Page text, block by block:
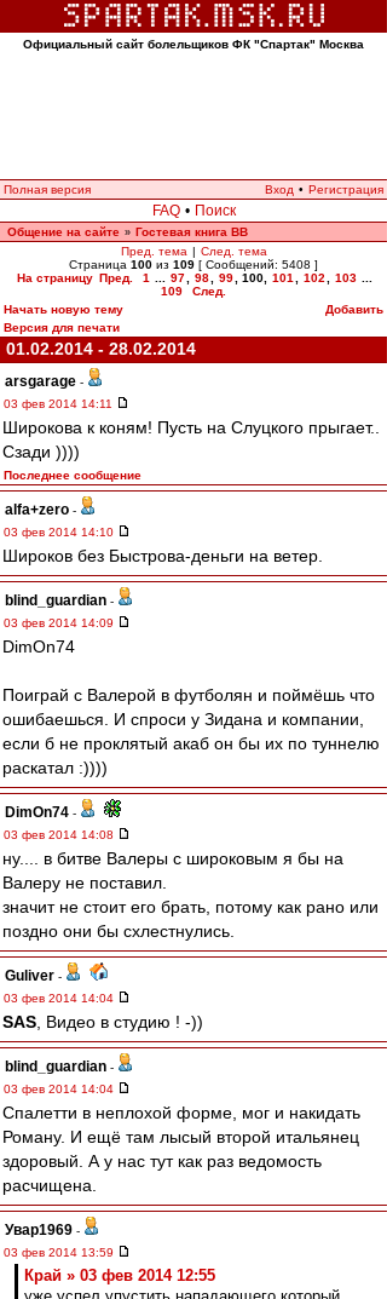
Официальный сайт болельщиков ФК "Спартак" Москва
Полная версия Вход • Регистрация
FAQ • Поиск
Общение на сайте » Гостевая книга ВВ
Пред. тема | След. тема
Страница 100 из 109 [ Сообщений: 5408 ]
На страницу Пред. 1 97 98 99 100, 101 102 103
109
След.
Начать новую тему
Добавить
Версия для печати
01.02.2014 - 28.02.2014
arsgarage -
03 фев 2014 14:11
Широкова к коням! Пусть на Слуцкого прыгает..
Сзади ))))
Последнее сообщение
alfa+zero -
03 фев 2014 14:10
Широков без Быстрова-деньги на ветер.
blind_guardian -
03 фев 2014 14:09
DimOn74
Поиграй с Валерой в футболян и поймёшь что
ошибаешься. И спроси у Зидана и компании,
если б не проклятый акаб он бы их по туннелю
раскатал :))))
DimOn74 -
03 фев 2014 14:08
ну.... в битве Валеры с широковым я бы на
Валеру не поставил.
значит не стоит его брать, потому как рано или
поздно они бы схлестнулись.
Guliver -
03 фев 2014 14:04
SAS , Видео в студию ! -))
blind_guardian -
03 фев 2014 14:04
Спалетти в неплохой форме, мог и накидать
Роману. И ещё там лысый второй итальянец
здоровый. А у нас тут как раз ведомость
расчищена.
Увар1969 -
03 фев 2014 13:59
Край » 03 фев 2014 12:55